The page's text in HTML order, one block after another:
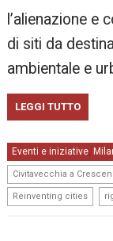
l’alienazione
di siti da
ambientale e
LEGGI TUTTO
Eventi e iniziative,
Civitavecchia a
Reinventing cities